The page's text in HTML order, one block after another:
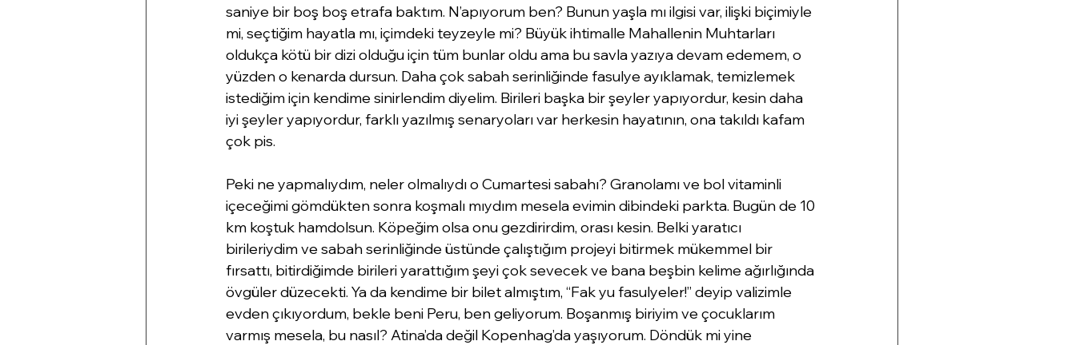
saniye bir boş boş etrafa baktım. N’apıyorum ben? Bunun yaşla mı ilgisi var, ilişki biçimiyle
mi, seçtiğim hayatla mı, içimdeki teyzeyle mi? Büyük ihtimalle Mahallenin Muhtarları
oldukça kötü bir dizi olduğu için tüm bunlar oldu ama bu savla yazıya devam edemem, o
yüzden o kenarda dursun. Daha çok sabah serinliğinde fasulye ayıklamak, temizlemek
istediğim için kendime sinirlendim diyelim. Birileri başka bir şeyler yapıyordur, kesin daha
iyi şeyler yapıyordur, farklı yazılmış senaryoları var herkesin hayatının, ona takıldı kafam
çok pis.
Peki ne yapmalıydım, neler olmalıydı o Cumartesi sabahı? Granolamı ve bol vitaminli
içeceğimi gömdükten sonra koşmalı mıydım mesela evimin dibindeki parkta. Bugün de 10
km koştuk hamdolsun. Köpeğim olsa onu gezdirirdim, orası kesin. Belki yaratıcı
birileriydim ve sabah serinliğinde üstünde çalıştığım projeyi bitirmek mükemmel bir
fırsattı, bitirdiğimde birileri yarattığım şeyi çok sevecek ve bana beşbin kelime ağırlığında
övgüler düzecekti. Ya da kendime bir bilet almıştım, “Fak yu fasulyeler!” deyip valizimle
evden çıkıyordum, bekle beni Peru, ben geliyorum. Boşanmış biriyim ve çocuklarım
varmış mesela, bu nasıl? Atina’da değil Kopenhag’da yaşıyorum. Döndük mi yine